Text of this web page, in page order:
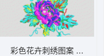
花型
彩色花卉刺绣图案 牛仔裤